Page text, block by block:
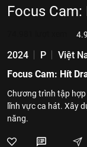
Focus
4.9
2024 P Việt
Focus Cam: Hít
Chương trình tập
lĩnh vực ca hát. Xây
năng.